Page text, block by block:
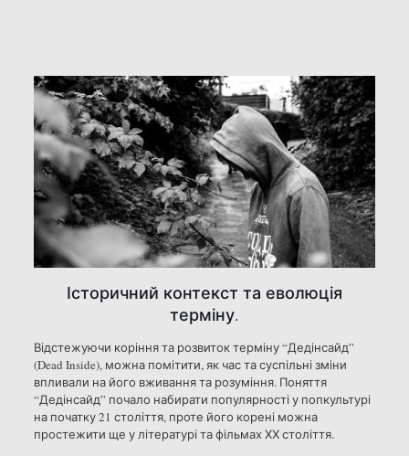
Історичний контекст та еволюція
терміну.
Відстежуючи коріння та розвиток терміну “Дедінсайд”
(Dead Inside), можна помітити, як час та суспільні зміни
впливали на його вживання та розуміння. Поняття
“Дедінсайд” почало набирати популярності у попкультурі
на початку 21 століття, проте його корені можна
простежити ще у літературі та фільмах ХХ століття.